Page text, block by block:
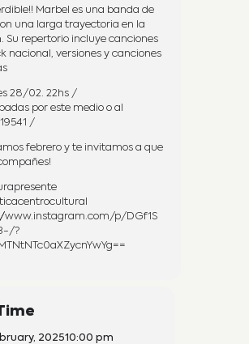
Marbel es una banda de
una larga trayectoria en la
Su repertorio incluye canciones
nacional, versiones y canciones
28/02. 22hs /
por este medio o al
/
febrero y te invitamos a que
www.instagram.com/p/DGf1S
?
202510:00 pm